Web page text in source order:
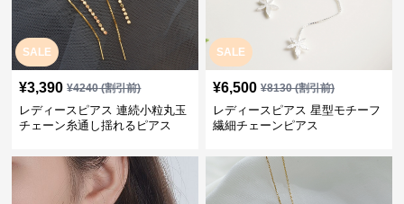
SALE
¥3,390 ¥4240(割引前)
レディースピアス 連続小粒丸玉
チェーン糸通し揺れるピアス
SALE
¥6,500 ¥8130(割引前)
レディースピアス 星型モチーフ
繊細チェーンピアス